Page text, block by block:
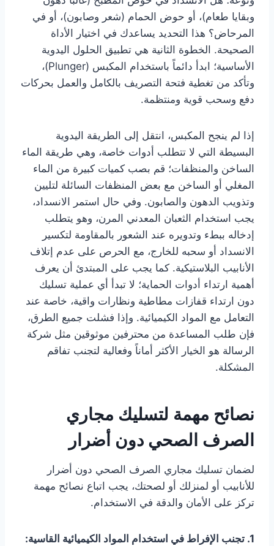
وبقايا طعام)، أو حوض الحمام (شعر وصابون)، أو في
المرحاض؟ هذا التحديد يساعدك في اختيار الأداة
الصحيحة. الخطوة الثانية هي تطبيق الحلول اليدوية
الأساسية؛ ابدأ دائماً باستخدام المكبس (Plunger)،
وتأكد من تغطية فتحة التصريف بالكامل والعمل بحركات
دفع وسحب قوية ومنتظمة.
إذا لم ينجح المكبس، انتقل إلى الطريقة اليدوية
البسيطة التي لا تتطلب أدوات خاصة، وهي طريقة الماء
الساخن والمنظفات؛ قم بصب كميات كبيرة من الماء
المغلي أو الساخن مع بعض المنظفات السائلة لتليين
وتذويب الدهون والصابون. وفي حال استمر الانسداد،
يجب استخدام الثعبان المعدني المرن، وهو يتطلب
إدخاله ببطء وتدويره عند الشعور بالمقاومة لتكسير
الانسداد أو سحبه للخارج، مع الحرص على عدم إتلاف
الأنابيب البلاستيكية. كما يجب على المبتدئ أن يعرف
أهمية ارتداء أدوات الحماية؛ لا تبدأ أي عملية تسليك
دون ارتداء قفازات مطاطية ونظارات واقية، خاصة عند
التعامل مع المواد الكيميائية. وإذا فشلت جميع الطرق،
فإن طلب المساعدة من محترفين موثوقين مثل شركة
الرسالة هو الخيار الأكثر أماناً وفعالية لتجنب تفاقم
المشكلة.
نصائح مهمة لتسليك مجاري
الصرف الصحي دون أضرار
لضمان تسليك مجاري الصرف الصحي دون أضرار
للأنابيب أو لمنزلك أو لصحتك، يجب اتباع نصائح مهمة
تركز على الأمان والدقة في الاستخدام.
1. تجنب الإفراط في استخدام المواد الكيميائية القاسية: